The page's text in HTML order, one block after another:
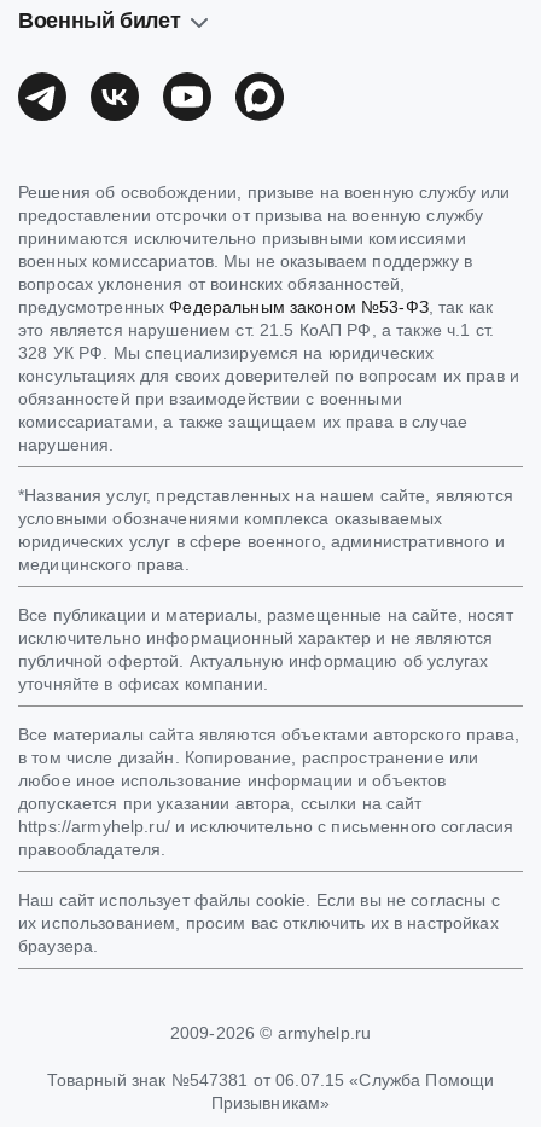
Военный билет
Решения об освобождении, призыве на военную службу или
предоставлении отсрочки от призыва на военную службу
принимаются исключительно призывными комиссиями
военных комиссариатов. Мы не оказываем поддержку в
вопросах уклонения от воинских обязанностей,
предусмотренныхФедеральным законом №53-ФЗ, так как
это является нарушением ст. 21.5 КоАП РФ, а также ч.1 ст.
328 УК РФ. Мы специализируемся на юридических
консультациях для своих доверителей по вопросам их прав и
обязанностей при взаимодействии с военными
комиссариатами, а также защищаем их права в случае
нарушения.
*Названия услуг, представленных на нашем сайте, являются
условными обозначениями комплекса оказываемых
юридических услуг в сфере военного, административного и
медицинского права.
Все публикации и материалы, размещенные на сайте, носят
исключительно информационный характер и не являются
публичной офертой. Актуальную информацию об услугах
уточняйте в офисах компании.
Все материалы сайта являются объектами авторского права,
в том числе дизайн. Копирование, распространение или
любое иное использование информации и объектов
допускается при указании автора, ссылки на сайт
https://armyhelp.ru/ и исключительно с письменного согласия
правообладателя.
Наш сайт использует файлы cookie. Если вы не согласны с
их использованием, просим вас отключить их в настройках
браузера.
2009-2026 © armyhelp.ru
Товарный знак №547381 от 06.07.15 «Служба Помощи
Призывникам»